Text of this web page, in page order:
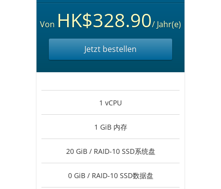
Von HK$328.90/ Jahr(e)
Jetzt bestellen
1 vCPU
1 GiB 内存
20 GiB / RAID-10 SSD系统盘
0 GiB / RAID-10 SSD数据盘